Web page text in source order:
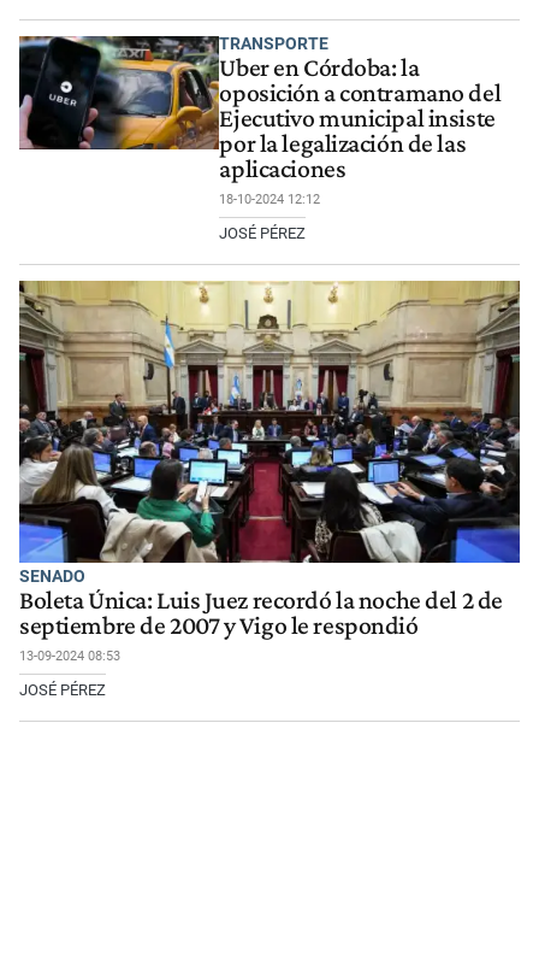
TRANSPORTE
Uber en Córdoba: la
oposición a contramano del
Ejecutivo municipal insiste
por la legalización de las
aplicaciones
18-10-2024 12:12
JOSÉ PÉREZ
SENADO
Boleta Única: Luis Juez recordó la noche del 2 de
septiembre de 2007 y Vigo le respondió
13-09-2024 08:53
JOSÉ PÉREZ